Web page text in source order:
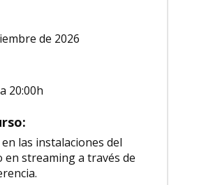
de 2026
20:00h
las instalaciones del
en streaming a través de